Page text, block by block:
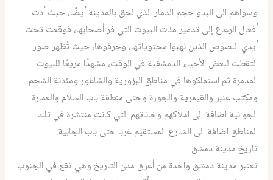
وسواهم الى البدو حجم الدمار الذي لحق بالمدينة أيضًا، حيث أدت
أفعال الرعاع إلى تدمير مئات البيوت التي فر أصحابها، فوقعت تحت
أيدي اللصوص الذين نهبوا محتوياتها، وحرقوها، حيث تُظهر صور
التقطت لبعض الأحياء الدمشقية في الوقت، مشهدًا مريعًا للبيوت
المدمرة ثم استملكوها في مناطق البزورية والشاغور ومئذنة الشحم
ومكتب عنبر والقيمرية والجورة وحتى منطقة باب السلام والعمارة
الجوانية اضافة الى املاكهم وخاناتهم التي كانت منتشرة في تلك
المناطق اضافة الى الشارع المستقيم غربا حتى باب الجابية.
تاريخ مدينة دمشق
تعتبر مدينة دمشق واحدة من أعرق مدن التاريخ وهي تقع في الجنوب